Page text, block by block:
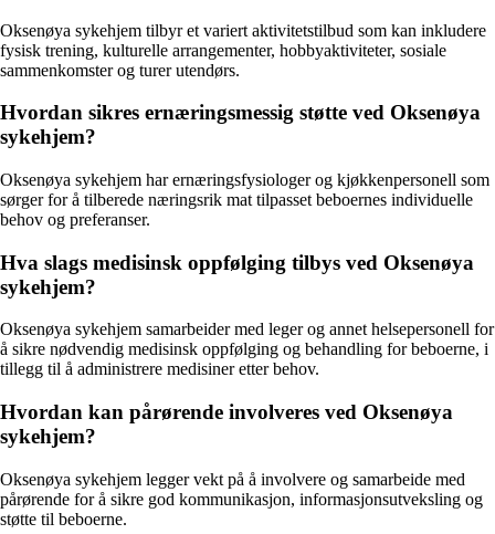
Oksenøya sykehjem tilbyr et variert aktivitetstilbud som kan inkludere
fysisk trening, kulturelle arrangementer, hobbyaktiviteter, sosiale
sammenkomster og turer utendørs.
Hvordan sikres ernæringsmessig støtte ved Oksenøya
sykehjem?
Oksenøya sykehjem har ernæringsfysiologer og kjøkkenpersonell som
sørger for å tilberede næringsrik mat tilpasset beboernes individuelle
behov og preferanser.
Hva slags medisinsk oppfølging tilbys ved Oksenøya
sykehjem?
Oksenøya sykehjem samarbeider med leger og annet helsepersonell for
å sikre nødvendig medisinsk oppfølging og behandling for beboerne, i
tillegg til å administrere medisiner etter behov.
Hvordan kan pårørende involveres ved Oksenøya
sykehjem?
Oksenøya sykehjem legger vekt på å involvere og samarbeide med
pårørende for å sikre god kommunikasjon, informasjonsutveksling og
støtte til beboerne.